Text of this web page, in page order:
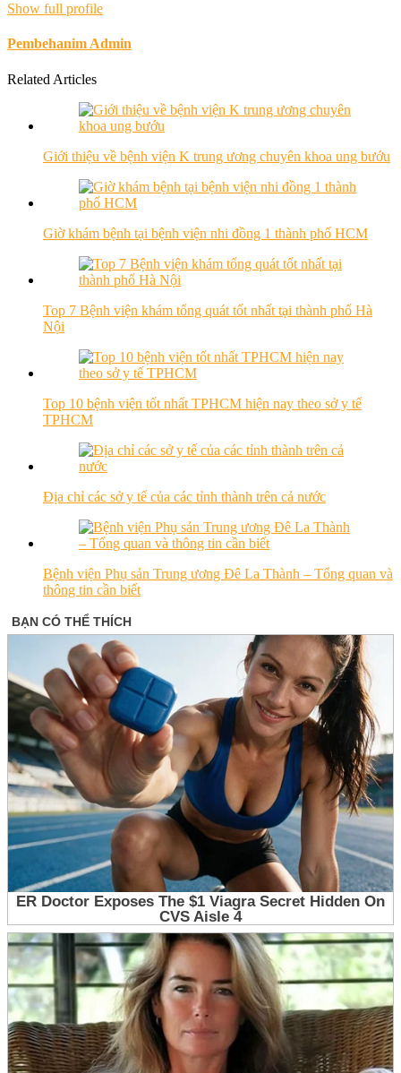
Show full profile
Pembehanim Admin
Related Articles
Giới thiệu về bệnh viện K trung ương chuyên khoa ung bướu
Giờ khám bệnh tại bệnh viện nhi đồng 1 thành phố HCM
Top 7 Bệnh viện khám tổng quát tốt nhất tại thành phố Hà
Nội
Top 10 bệnh viện tốt nhất TPHCM hiện nay theo sở y tế
TPHCM
Địa chỉ các sở y tế của các tỉnh thành trên cả nước
Bệnh viện Phụ sản Trung ương Đê La Thành – Tổng quan và
thông tin cần biết